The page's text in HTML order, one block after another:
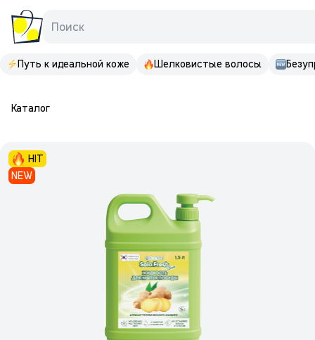
Поиск
Путь к идеальной коже Шелковистые волосы
Каталог
HIT
NEW